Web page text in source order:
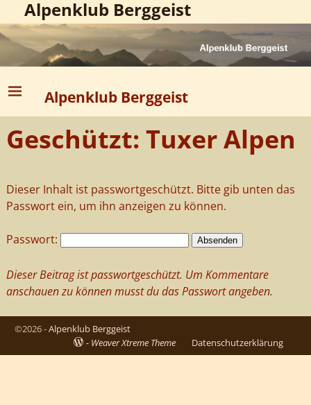
Alpenklub Berggeist
Alpenklub Berggeist
Geschützt: Tuxer Alpen
Dieser Inhalt ist passwortgeschützt. Bitte gib unten das
Passwort ein, um ihn anzeigen zu können.
Passwort:
Dieser Beitrag ist passwortgeschützt. Um Kommentare
anschauen zu können musst du das Passwort angeben.
©2026 -Alpenklub Berggeist
- Weaver Xtreme Theme Datenschutzerklärung